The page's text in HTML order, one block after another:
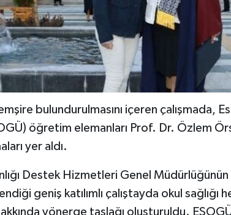
bulundurulmasını içeren çalışmada,
öğretim elemanları Prof. Dr. Özlem
yer aldı.
Destek Hizmetleri Genel Müdürlüğünün
geniş katılımlı çalıştayda okul sağlığı
yönerge taslağı oluşturuldu.